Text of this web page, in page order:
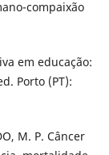
compaixão
em educação:
Porto (PT):
M. P. Câncer